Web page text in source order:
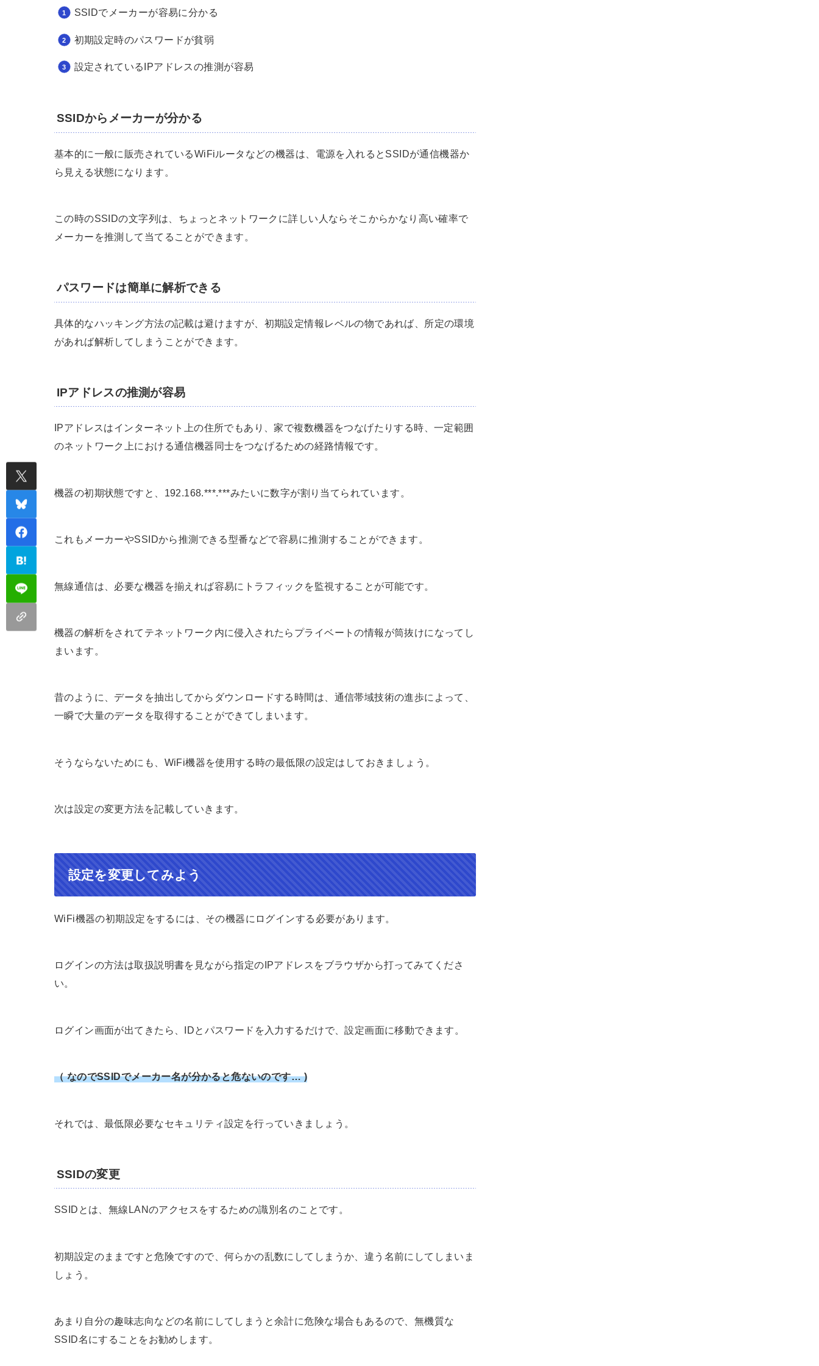
SSIDでメーカーが容易に分かる
初期設定時のパスワードが貧弱
設定されているIPアドレスの推測が容易
SSIDからメーカーが分かる
基本的に一般に販売されているWiFiルータなどの機器は、電源を入れるとSSIDが通信機器か
ら見える状態になります。
この時のSSIDの文字列は、ちょっとネットワークに詳しい人ならそこからかなり高い確率で
メーカーを推測して当てることができます。
パスワードは簡単に解析できる
具体的なハッキング方法の記載は避けますが、初期設定情報レベルの物であれば、所定の環境
があれば解析してしまうことができます。
IPアドレスの推測が容易
IPアドレスはインターネット上の住所でもあり、家で複数機器をつなげたりする時、一定範囲
のネットワーク上における通信機器同士をつなげるための経路情報です。
機器の初期状態ですと、192.168.***.***みたいに数字が割り当てられています。
これもメーカーやSSIDから推測できる型番などで容易に推測することができます。
無線通信は、必要な機器を揃えれば容易にトラフィックを監視することが可能です。
機器の解析をされてテネットワーク内に侵入されたらプライベートの情報が筒抜けになってし
まいます。
昔のように、データを抽出してからダウンロードする時間は、通信帯域技術の進歩によって、
一瞬で大量のデータを取得することができてしまいます。
そうならないためにも、WiFi機器を使用する時の最低限の設定はしておきましょう。
次は設定の変更方法を記載していきます。
設定を変更してみよう
WiFi機器の初期設定をするには、その機器にログインする必要があります。
ログインの方法は取扱説明書を見ながら指定のIPアドレスをブラウザから打ってみてくださ
い。
ログイン画面が出てきたら、IDとパスワードを入力するだけで、設定画面に移動できます。
（ なのでSSIDでメーカー名が分かると危ないのです… )
それでは、最低限必要なセキュリティ設定を行っていきましょう。
SSIDの変更
SSIDとは、無線LANのアクセスをするための識別名のことです。
初期設定のままですと危険ですので、何らかの乱数にしてしまうか、違う名前にしてしまいま
しょう。
あまり自分の趣味志向などの名前にしてしまうと余計に危険な場合もあるので、無機質な
SSID名にすることをお勧めします。